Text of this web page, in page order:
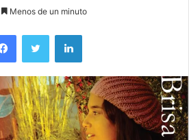
Menos de un minuto